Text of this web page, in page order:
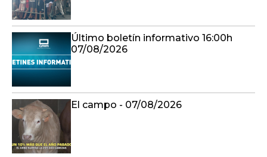
Último boletín informativo 16:00h
07/08/2026
El campo - 07/08/2026